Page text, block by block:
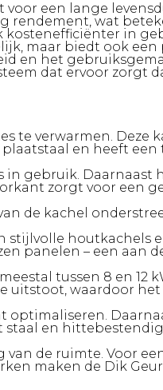
een lange
rendement, wat
kostenefficiënter in
maar biedt ook
en het
dat ervoor zorgt
te verwarmen. Deze
plaatstaal en heeft een
in gebruik. Daarnaast
zorgt voor een
de kachel
houtkachels
panelen – een aan
tussen 8 en 12
uitstoot, waardoor
optimaliseren.
en hittebestendig
de ruimte. Voor
maken de Dik